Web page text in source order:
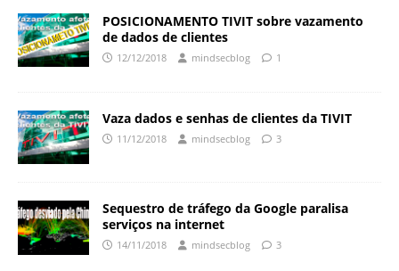
POSICIONAMENTO TIVIT sobre vazamento
de dados de clientes
12/12/2018 mindsecblog 1
Vaza dados e senhas de clientes da TIVIT
11/12/2018 mindsecblog 3
Sequestro de tráfego da Google paralisa
serviços na internet
14/11/2018 mindsecblog 3